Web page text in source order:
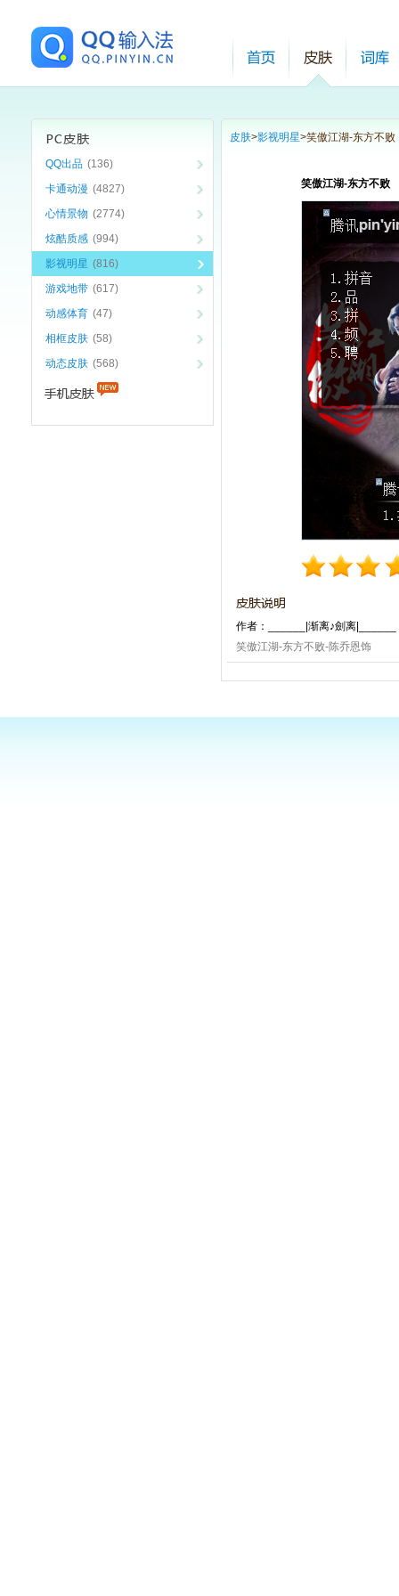
QQ出品 (136)
卡通动漫 (4827)
心情景物 (2774)
炫酷质感 (994)
影视明星 (816)
游戏地带 (617)
动感体育 (47)
相框皮肤 (58)
动态皮肤 (568)
皮肤>影视明星>笑傲江湖-东方不败
笑傲江湖-东方不败
作者：______|渐离♪劍离|______
笑傲江湖-东方不败-陈乔恩饰